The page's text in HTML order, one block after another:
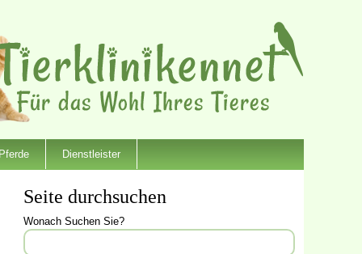
Dienstleister
Seite durchsuchen
Wonach Suchen Sie?